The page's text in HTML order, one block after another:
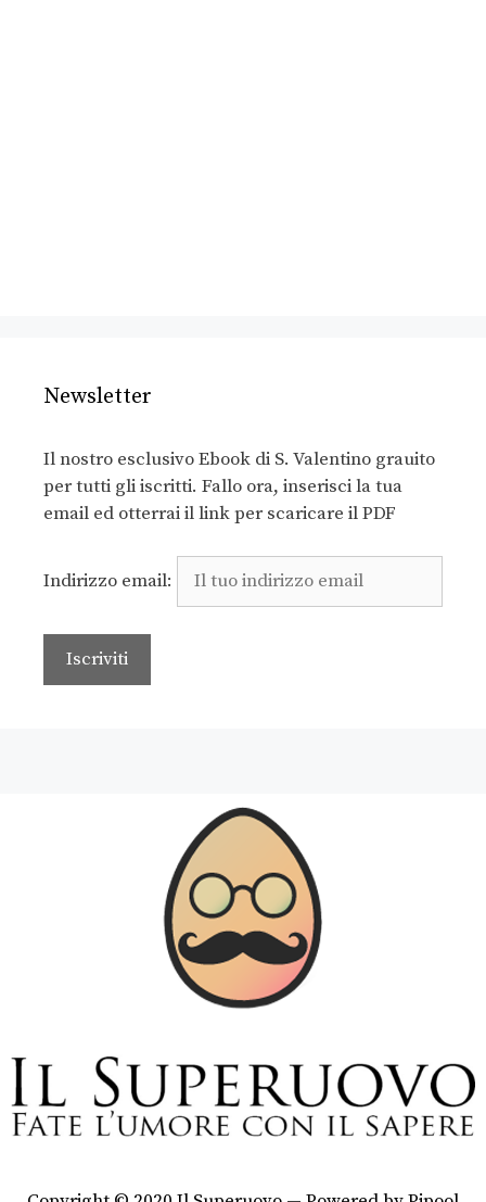
Newsletter
Il nostro esclusivo Ebook di S. Valentino grauito
per tutti gli iscritti. Fallo ora, inserisci la tua
email ed otterrai il link per scaricare il PDF
Indirizzo email: